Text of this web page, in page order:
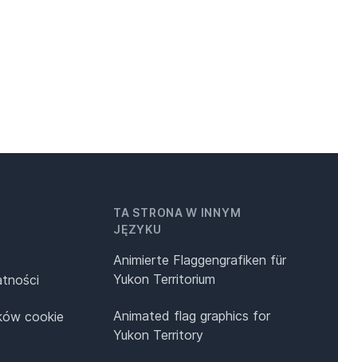
cookie
TA STRONA W INNYM
JĘZYKU
Animierte Flaggengrafiken für
Yukon Territorium
Animated flag graphics for
Yukon Territory